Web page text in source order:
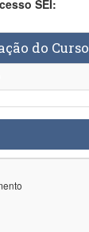
SEI:
do Curso